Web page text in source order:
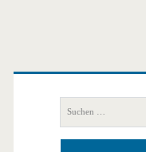
Primäre
nach: